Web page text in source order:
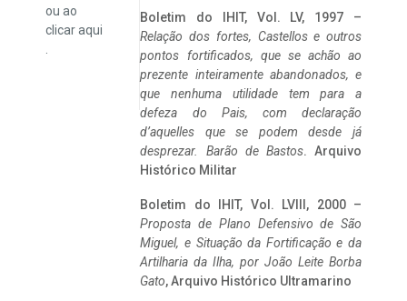
ou ao
clicaraqui
Boletim do IHIT, Vol. LV, 1997 –
Relação dos fortes, Castellos e outros
pontos fortificados, que se achão ao
prezente inteiramente abandonados, e
que nenhuma utilidade tem para a
defeza do Pais, com declaração
d’aquelles que se podem desde já
desprezar. Barão de Bastos. Arquivo
Histórico Militar
Boletim do IHIT, Vol. LVIII, 2000 –
Proposta de Plano Defensivo de São
Miguel, e Situação da Fortificação e da
Artilharia da Ilha, por João Leite Borba
Gato, Arquivo Histórico Ultramarino